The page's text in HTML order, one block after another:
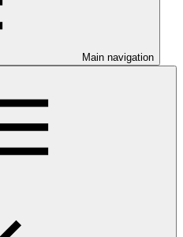
Main navigation